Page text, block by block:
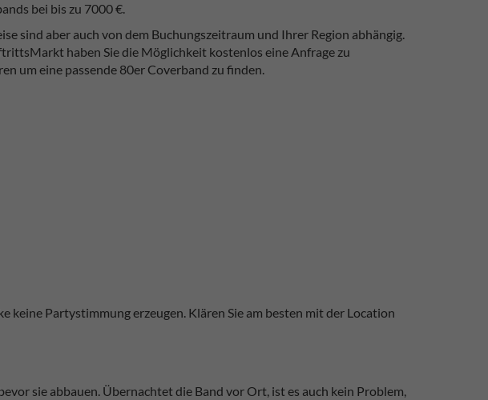
bei bis zu 7000 €.
sind aber auch von dem Buchungszeitraum und Ihrer Region abhängig.
haben Sie die Möglichkeit kostenlos eine Anfrage zu
um eine passende 80er Coverband zu finden.
keine Partystimmung erzeugen. Klären Sie am besten mit der Location
sie abbauen. Übernachtet die Band vor Ort, ist es auch kein Problem,